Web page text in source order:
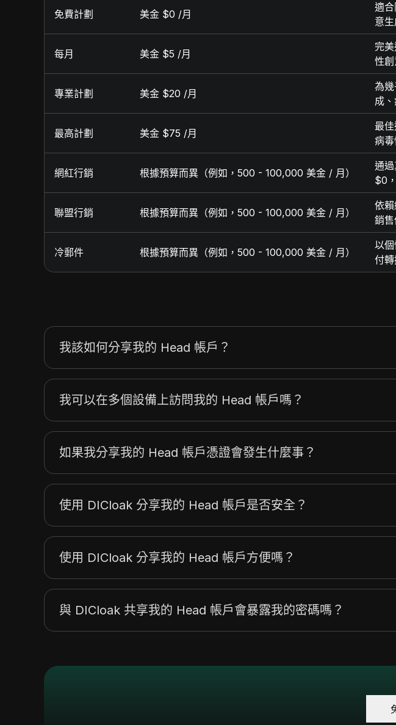
免費計劃 美金 $0 /月
適
意
每月 美金 $5 /月
完
性
專業計劃 美金 $20 /月
為
成
最高計劃 美金 $75 /月
最
病
網紅行銷 根據預算而異（例如，500 - 100,000 美金 / 月）
通
$0
聯盟行銷 根據預算而異（例如，500 - 100,000 美金 / 月）
依
銷售
冷郵件 根據預算而異（例如，500 - 100,000 美金 / 月）
以
付轉
我該如何分享我的 Head 帳戶？
我可以在多個設備上訪問我的 Head 帳戶嗎？
如果我分享我的 Head 帳戶憑證會發生什麼事？
使用 DICloak 分享我的 Head 帳戶是否安全？
使用 DICloak 分享我的 Head 帳戶方便嗎？
與 DICloak 共享我的 Head 帳戶會暴露我的密碼嗎？